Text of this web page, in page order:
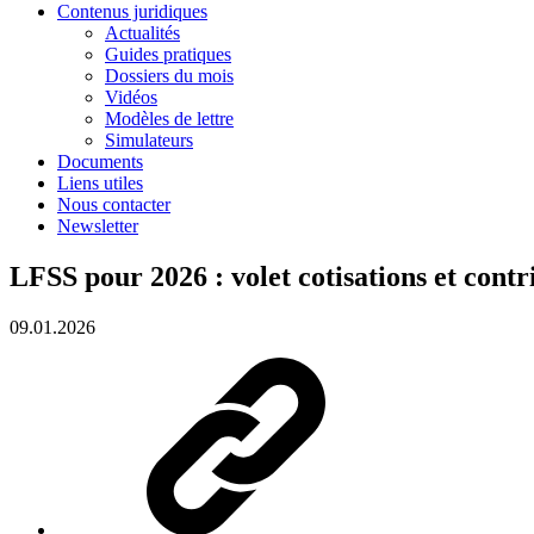
Contenus juridiques
Actualités
Guides pratiques
Dossiers du mois
Vidéos
Modèles de lettre
Simulateurs
Documents
Liens utiles
Nous contacter
Newsletter
LFSS pour 2026 : volet cotisations et
09.01.2026